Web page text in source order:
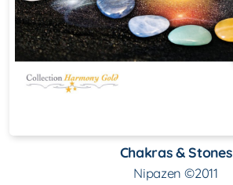
Chakras & Stones
Nipazen ©2011